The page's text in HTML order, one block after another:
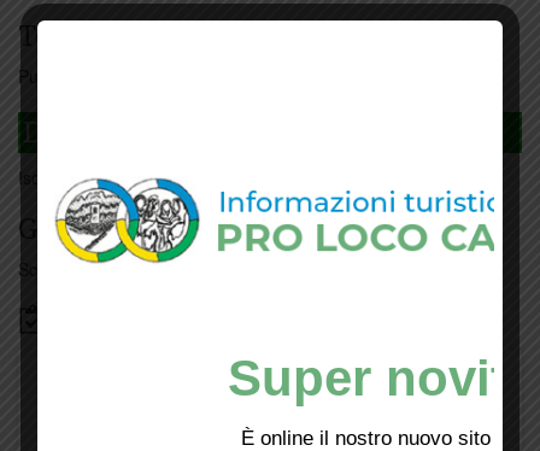
Tesseramento
Puoi tesserarti online
DAGLI L'ANDA
Iscriviti qui
Giorno per giorno a Carmignano
Scopri tutti gli eventi
Super
È online il nostro nuovo sito web!